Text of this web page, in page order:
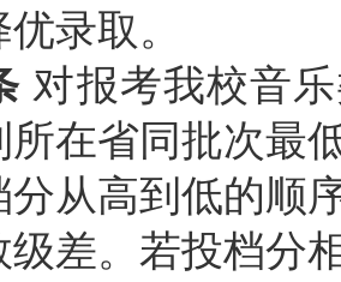
录取。
对报考我校音
所在省同批次最
从高到低的顺
级差。若投档分